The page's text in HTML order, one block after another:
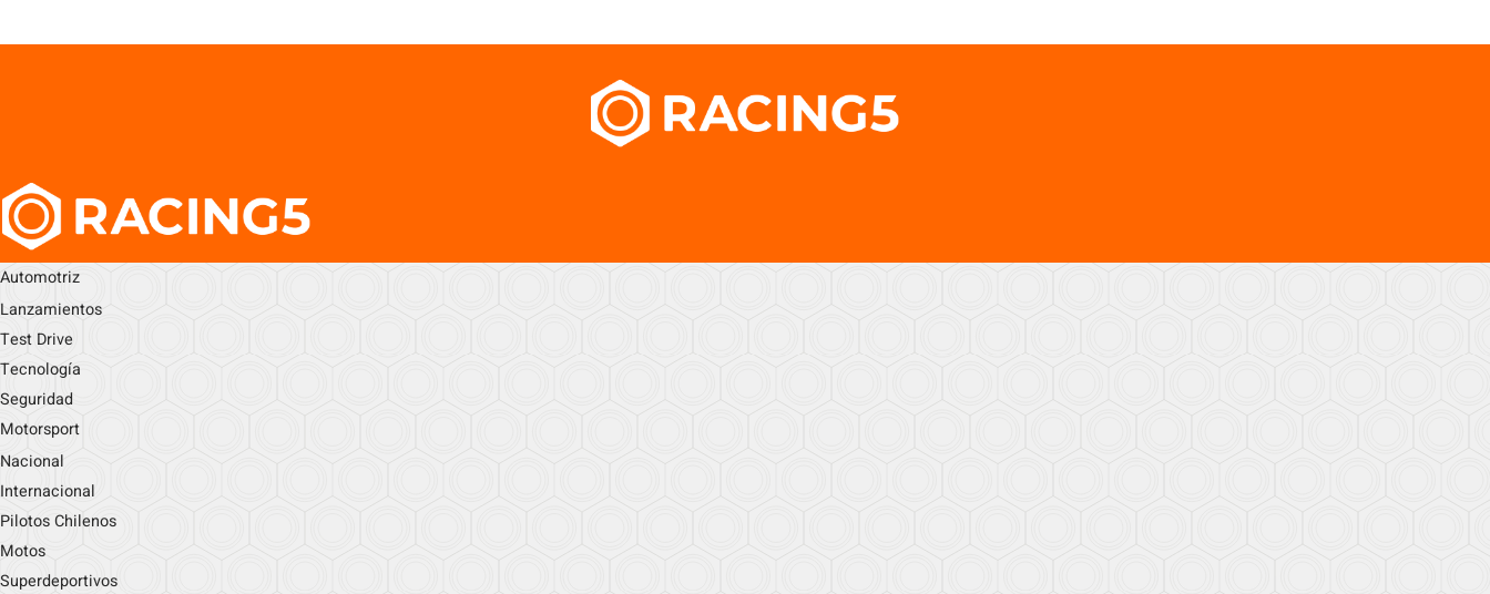
Automotriz
Lanzamientos
Test Drive
Tecnología
Seguridad
Motorsport
Nacional
Internacional
Pilotos Chilenos
Motos
Superdeportivos